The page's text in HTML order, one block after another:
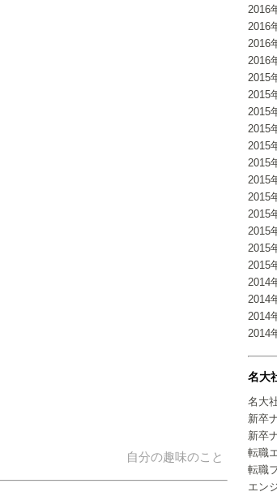
2016
2016
2016
2016
2015
2015
2015
2015
2015
2015
2015
2015
2015
2015
2015
2015
2014
2014
2014
2014
名大
名大
新卒
新卒
転職
転職
エン
自分の趣味のこと